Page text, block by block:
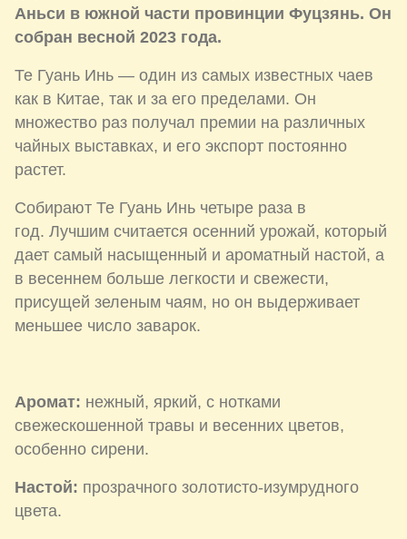
Аньси в южной части провинции Фуцзянь. Он
собран весной 2023 года.
Те Гуань Инь — один из самых известных чаев
как в Китае, так и за его пределами. Он
множество раз получал премии на различных
чайных выставках, и его экспорт постоянно
растет.
Собирают Те Гуань Инь четыре раза в
год. Лучшим считается осенний урожай, который
дает самый насыщенный и ароматный настой, а
в весеннем больше легкости и свежести,
присущей зеленым чаям, но он выдерживает
меньшее число заварок.
Аромат: нежный, яркий, с нотками
свежескошенной травы и весенних цветов,
особенно сирени.
Настой: прозрачного золотисто-изумрудного
цвета.